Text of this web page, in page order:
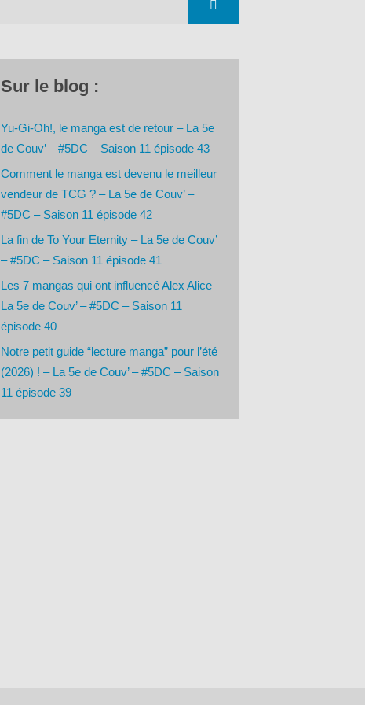
Sur le blog :
Yu-Gi-Oh!, le manga est de retour – La 5e
de Couv’ – #5DC – Saison 11 épisode 43
Comment le manga est devenu le meilleur
vendeur de TCG ? – La 5e de Couv’ –
#5DC – Saison 11 épisode 42
La fin de To Your Eternity – La 5e de Couv’
– #5DC – Saison 11 épisode 41
Les 7 mangas qui ont influencé Alex Alice –
La 5e de Couv’ – #5DC – Saison 11
épisode 40
Notre petit guide “lecture manga” pour l’été
(2026) ! – La 5e de Couv’ – #5DC – Saison
11 épisode 39